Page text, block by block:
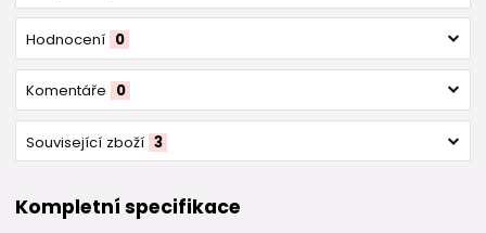
Hodnocení 0
Komentáře 0
Související zboží 3
Kompletní specifikace